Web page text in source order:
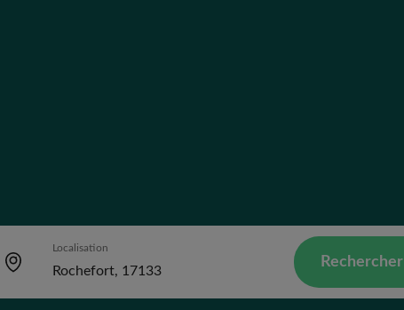
Localisation
Rechercher